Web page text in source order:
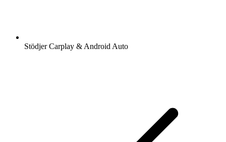
Stödjer Carplay & Android Auto